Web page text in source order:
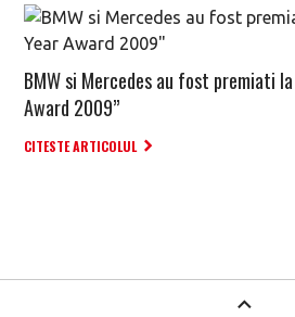
BMW si Mercedes au fost premiati
Award 2009”
CITESTE ARTICOLUL